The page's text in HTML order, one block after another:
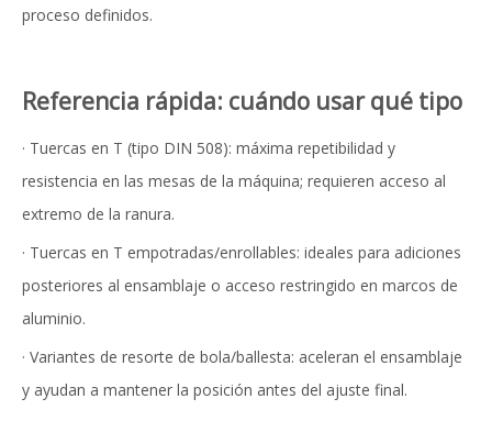
proceso definidos.
Referencia rápida: cuándo usar qué tipo
· Tuercas en T (tipo DIN 508): máxima repetibilidad y
resistencia en las mesas de la máquina; requieren acceso al
extremo de la ranura.
· Tuercas en T empotradas/enrollables: ideales para adiciones
posteriores al ensamblaje o acceso restringido en marcos de
aluminio.
· Variantes de resorte de bola/ballesta: aceleran el ensamblaje
y ayudan a mantener la posición antes del ajuste final.